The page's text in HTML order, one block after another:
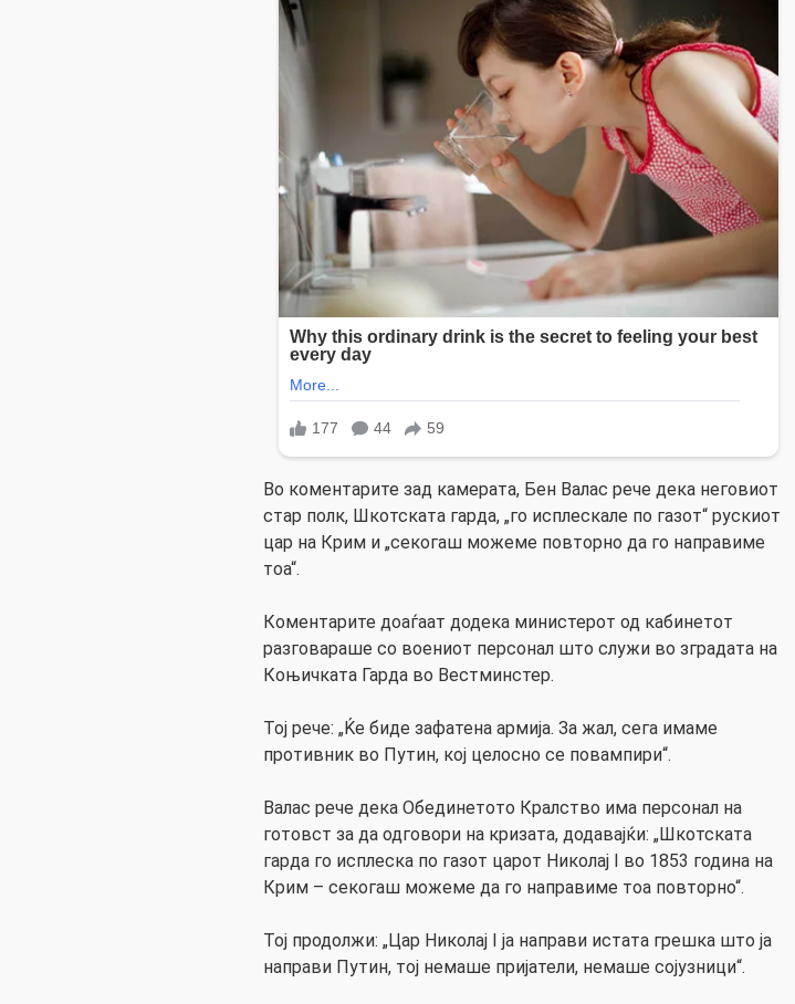
Во коментарите зад камерата, Бен Валас рече дека неговиот
стар полк, Шкотската гарда, „го исплескале по газот“ рускиот
цар на Крим и „секогаш можеме повторно да го направиме
тоа“.
Коментарите доаѓаат додека министерот од кабинетот
разговараше со воениот персонал што служи во зградата на
Коњичката Гарда во Вестминстер.
Тој рече: „Ќе биде зафатена армија. За жал, сега имаме
противник во Путин, кој целосно се повампири“.
Валас рече дека Обединетото Кралство има персонал на
готовст за да одговори на кризата, додавајќи: „Шкотската
гарда го исплеска по газот царот Николај I во 1853 година на
Крим – секогаш можеме да го направиме тоа повторно“.
Тој продолжи: „Цар Николај I ја направи истата грешка што ја
направи Путин, тој немаше пријатели, немаше сојузници“.